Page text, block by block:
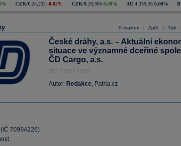
CZK/€ 24,232 -0,02% CZK/$ 20,966 0,00% AU 4 339,26 0,00%
E-mailem Zpět Tisk
České dráhy, a.s. – Aktuální
situace ve významné dceřiné
ČD Cargo, a.s.
05.12.2012 10:50
Autor: Redakce, Patria.cz
70994226)